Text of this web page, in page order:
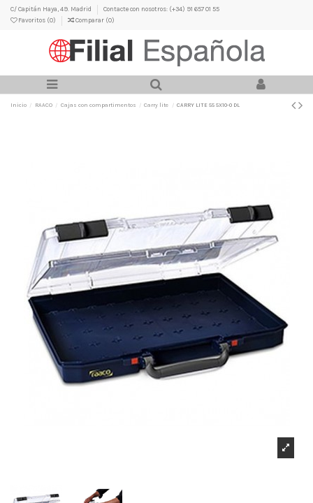
C/ Capitán Haya, 49. Madrid
Contacte con nosotros: (+34) 91 657 01 55
Favoritos (0) Comparar (0)
Inicio RAACO Cajas con compartimentos Carry lite CARRY LITE 55 5X10-0 DL